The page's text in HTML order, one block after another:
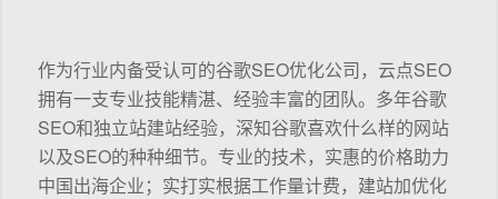
作为行业内备受认可的谷歌SEO优化公司，云点SEO
拥有一支专业技能精湛、经验丰富的团队。多年谷歌
SEO和独立站建站经验，深知谷歌喜欢什么样的网站
以及SEO的种种细节。专业的技术，实惠的价格助力
中国出海企业；实打实根据工作量计费，建站加优化